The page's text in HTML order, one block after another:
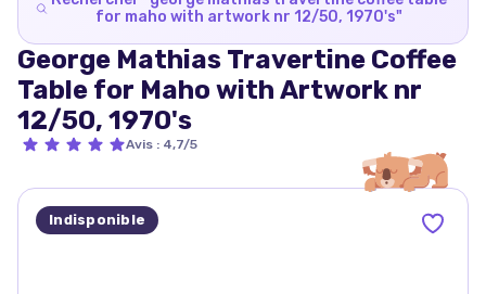
for maho with artwork nr 12/50, 1970's"
George Mathias Travertine Coffee
Table for Maho with Artwork nr
12/50, 1970's
Avis : 4,7/5
Indisponible